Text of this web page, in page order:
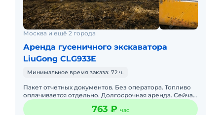
Москва и ещё 2 города
Аренда гусеничного экскаватора
LiuGong CLG933E
Минимальное время заказа: 72 ч.
Пакет отчетных документов. Без оператора. Топливо
оплачивается отдельно. Долгосрочная аренда. Сейчас
свободна.
763 ₽ час